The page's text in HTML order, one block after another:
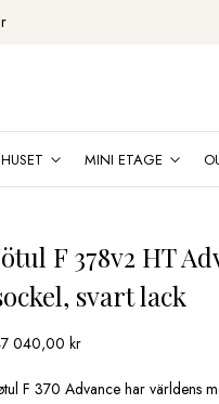
MINI ETAGE
F 378v2 HT
svart lack
040,00kr
F 370 Advance har världens